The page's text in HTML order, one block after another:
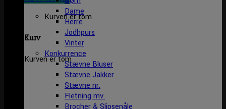
Kurven er tom
Kurv
Kurven er tom
Dame
Herre
Jodhpurs
Vinter
Konkurrence
Stævne Bluser
Stævne Jakker
Stævne nr.
Fletning mv.
Brocher & Slipsenåle